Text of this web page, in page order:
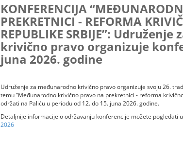
KONFERENCIJA
PREKRETNICI - REFORMA
REPUBLIKE SRBIJE”:
krivično pravo organizuje
juna 2026. godine
Udruženje za međunarodno krivično pravo organizuje svoju 26.
temu “Međunarodno krivično pravo na prekretnici - reforma
održati na Paliću u periodu od 12. do 15. juna 2026. godine.
Detaljnije informacije o održavanju konferencije možete pogledati
2026